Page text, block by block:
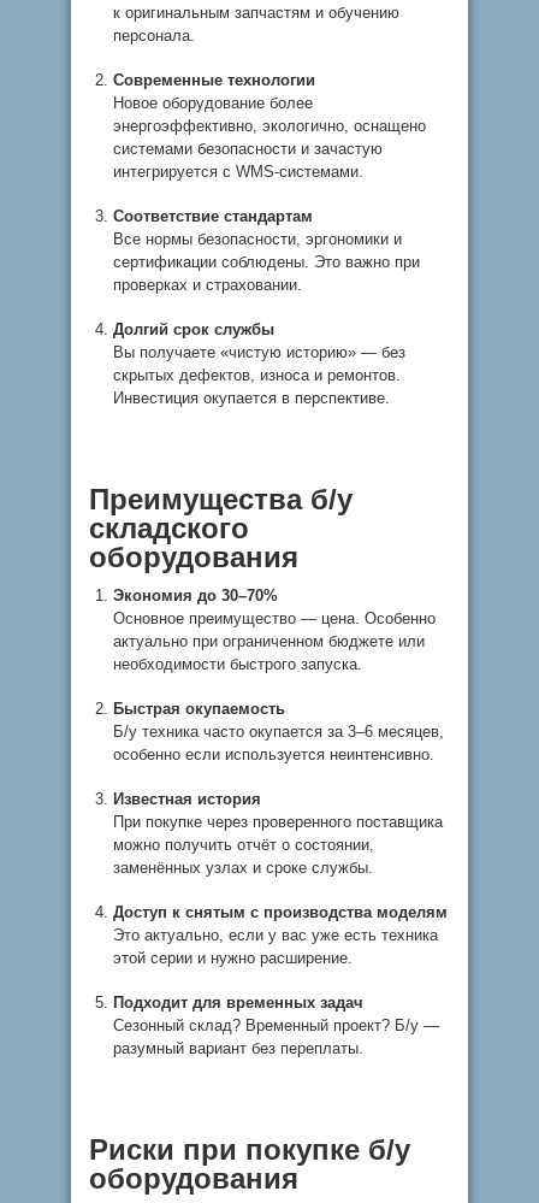
к оригинальным запчастям и обучению
персонала.
Современные технологии
Новое оборудование более
энергоэффективно, экологично, оснащено
системами безопасности и зачастую
интегрируется с WMS-системами.
Соответствие стандартам
Все нормы безопасности, эргономики и
сертификации соблюдены. Это важно при
проверках и страховании.
Долгий срок службы
Вы получаете «чистую историю» — без
скрытых дефектов, износа и ремонтов.
Инвестиция окупается в перспективе.
Преимущества б/у
складского
оборудования
Экономия до 30–70%
Основное преимущество — цена. Особенно
актуально при ограниченном бюджете или
необходимости быстрого запуска.
Быстрая окупаемость
Б/у техника часто окупается за 3–6 месяцев,
особенно если используется неинтенсивно.
Известная история
При покупке через проверенного поставщика
можно получить отчёт о состоянии,
заменённых узлах и сроке службы.
Доступ к снятым с производства моделям
Это актуально, если у вас уже есть техника
этой серии и нужно расширение.
Подходит для временных задач
Сезонный склад? Временный проект? Б/у —
разумный вариант без переплаты.
Риски при покупке б/у
оборудования